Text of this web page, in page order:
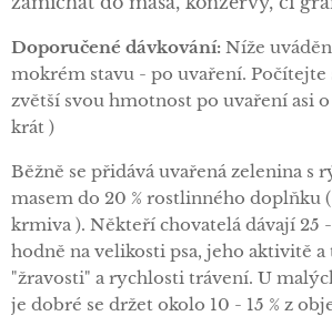
Doporučené dávkování: Níže
mokrém stavu - po uvaření. Počítejte
zvětší svou hmotnost po uvaření asi o
krát )
Běžně se přidává uvařená zelenina s
masem do 20 % rostlinného doplňku
krmiva ). Někteří chovatelá dávají 25
hodně na velikosti psa, jeho aktivitě
"žravosti" a rychlosti trávení. U
je dobré se držet okolo 10 - 15 % z